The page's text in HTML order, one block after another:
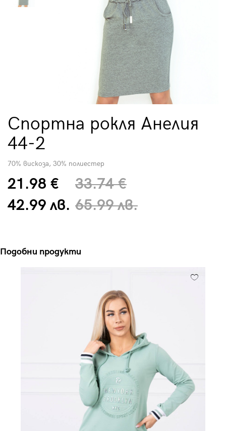
Спортна рокля Анелия
44-2
70% вискоза, 30% полиестер
21.98 €
42.99 лв.
33.74 €
65.99 лв.
Подобни продукти